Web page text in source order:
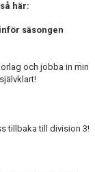
här:
säsongen
och jobba in min
tillbaka till division 3!